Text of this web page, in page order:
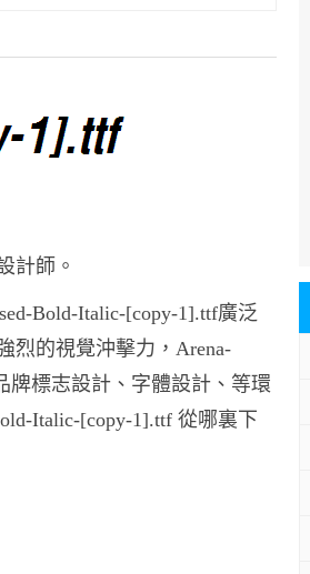
計師。
Bold-Italic-[copy-1].ttf廣泛
烈的視覺沖擊力，Arena-
牌標志設計、字體設計、等環
Italic-[copy-1].ttf 從哪裏下